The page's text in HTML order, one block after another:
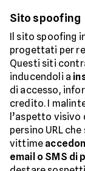
Sito spoofing
Il sito spoofing
progettati per
Questi siti
inducendoli a
di accesso,
credito. I
l’aspetto
persino URL
vittime
email o SMS di